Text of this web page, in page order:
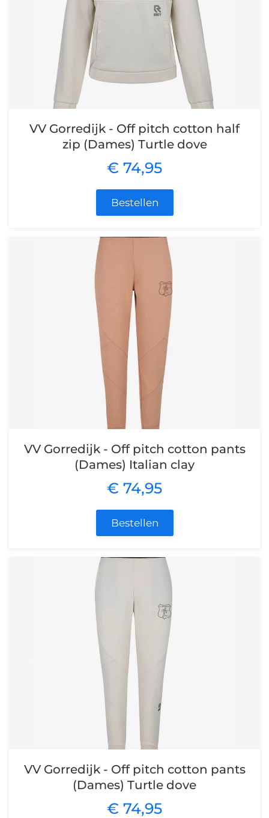
VV Gorredijk - Off pitch cotton half
zip (Dames) Turtle dove
€ 74,95
Bestellen
VV Gorredijk - Off pitch cotton pants
(Dames) Italian clay
€ 74,95
Bestellen
VV Gorredijk - Off pitch cotton pants
(Dames) Turtle dove
€ 74,95